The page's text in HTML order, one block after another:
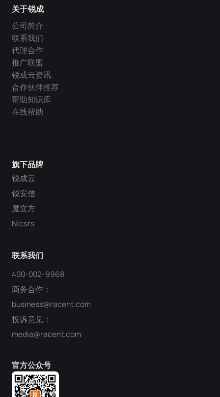
旗下品牌
锐成云
锐安信
魔立方
Nicsrs
联系我们
400-002-9968
商务合作：
business@racent.com
投诉意见：
media@racent.com
官方公众号
关于锐成
公司简介
联系我们
代理合作
推广联盟
锐成云资讯
合作伙伴推荐
帮助知识库
在线帮助